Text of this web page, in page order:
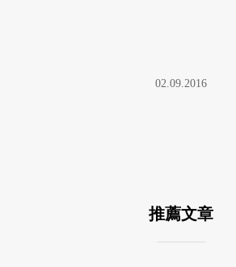
02.09.2016
推薦文章